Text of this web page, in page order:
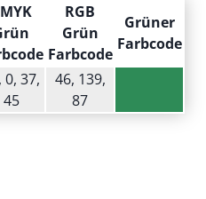
RGB
Grün
Farbcode
Grüner
Farbcode
0, 37,
45
46, 139,
87